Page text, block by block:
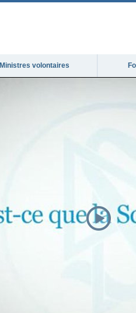
Ministres volontaires